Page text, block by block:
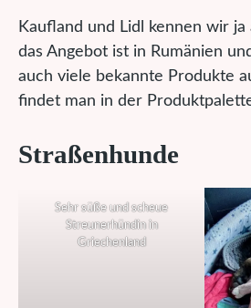
Kaufland und Lidl kennen wir ja
das Angebot ist in Rumänien
auch viele bekannte Produkte
findet man in der
Straßenhunde
Sehr süße und scheue
Streunerhündin in
Griechenland